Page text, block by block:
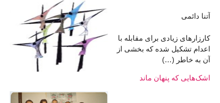
آتنا دائمی
کارزارهای زیادی برای مقابله با
اعدام تشکیل شده که بخشی از
آن به خاطر (…)
اشک‌هایی که پنهان ماند